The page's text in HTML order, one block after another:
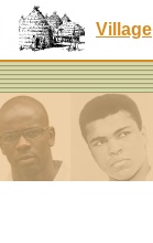
Village